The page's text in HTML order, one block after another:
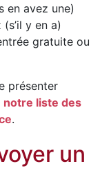
en avez une)
y en a)
gratuite ou
présenter
notre liste des
.
un